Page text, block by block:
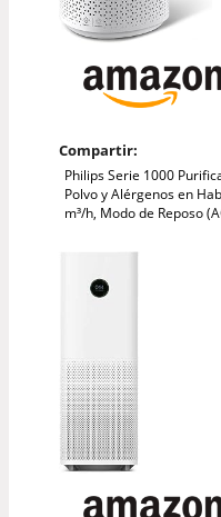
Compartir:
Philips Serie 1000
Polvo y Alérgenos en
m³/h, Modo de Reposo